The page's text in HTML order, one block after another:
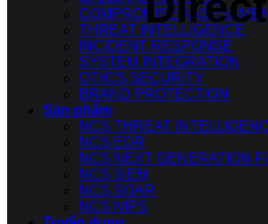
COMPROMISE
THREAT INTELLIGENCE
INCIDENT RESPONSE
SYSTEM INTEGRATION
OT/ICS SECURITY
BRAND PROTECTION
Sản phẩm
NCS THREAT
NCS EDR
NCS NEXT GENERATION
NCS SIEM
NCS SOAR
NCS NIPS